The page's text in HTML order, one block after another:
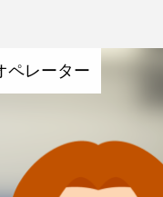
ペレーター